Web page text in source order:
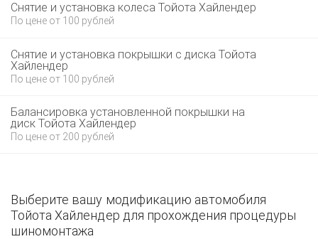
Снятие и установка колеса Тойота Хайлендер
По цене от 100 рублей
Снятие и установка покрышки с диска Тойота
Хайлендер
По цене от 100 рублей
Балансировка установленной покрышки на
диск Тойота Хайлендер
По цене от 200 рублей
Выберите вашу модификацию автомобиля
Тойота Хайлендер для прохождения процедуры
шиномонтажа